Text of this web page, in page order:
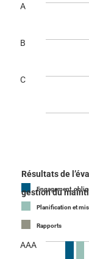
A
B
C
Résultats de
gestion du
Engagement,
Planification et
Rapports
AAA